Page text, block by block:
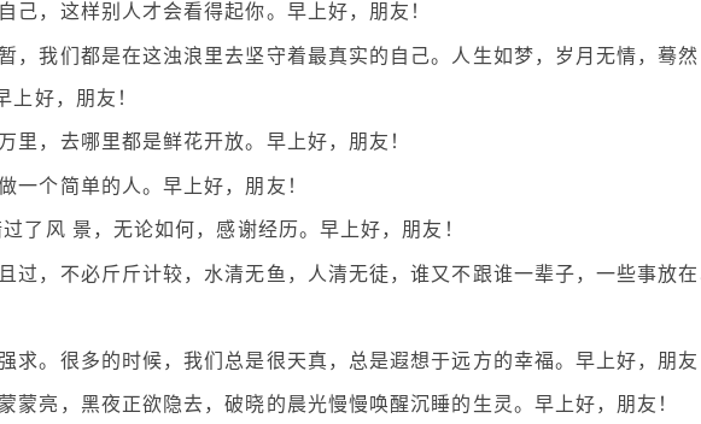
己，这样别人才会看得起你。早上好，朋友！
，我们都是在这浊浪里去坚守着最真实的自己。人生如梦，岁月无情，蓦
上好，朋友！
里，去哪里都是鲜花开放。早上好，朋友！
一个简单的人。早上好，朋友！
了风 景，无论如何，感谢经历。早上好，朋友！
过，不必斤斤计较，水清无鱼，人清无徒，谁又不跟谁一辈子，一些事放
求。很多的时候，我们总是很天真，总是遐想于远方的幸福。早上好，朋
蒙亮，黑夜正欲隐去，破晓的晨光慢慢唤醒沉睡的生灵。早上好，朋友！